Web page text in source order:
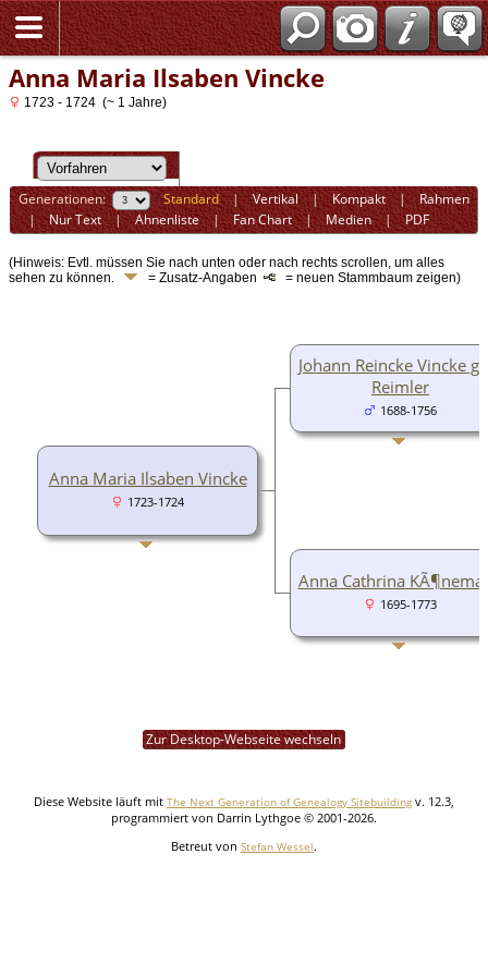
Anna Maria Ilsaben Vincke
1723 - 1724 (~ 1 Jahre)
Generationen: Standard|Vertikal|Kompakt| Rahmen
|Nur Text|Ahnenliste|Fan Chart|Medien|PDF
(Hinweis: Evtl. müssen Sie nach unten oder nach rechts scrollen, um alles
sehen zu können.
= Zusatz-Angaben = neuen Stammbaum zeigen)
Anna Maria Ilsaben Vincke
1723-1724
Johann Reincke Vincke
Reimler
1688-1756
Anna Cathrina
1695-1773
Zur Desktop-Webseite wechseln
Diese Website läuft mit The Next Generation of Genealogy Sitebuilding v. 12.3,
programmiert von Darrin Lythgoe © 2001-2026.
Betreut von Stefan Wessel.